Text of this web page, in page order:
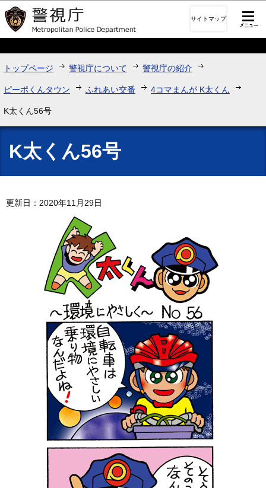
このページの本文へ移動
サイトマップ
トップページ 警視庁について 警視庁の紹介
ピーポくんタウン ふれあい交番 4コマまんが K太くん
K太くん56号
K太くん56号
更新日：2020年11月29日